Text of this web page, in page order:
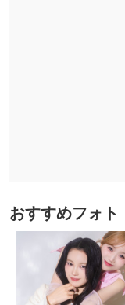
おすすめフォト